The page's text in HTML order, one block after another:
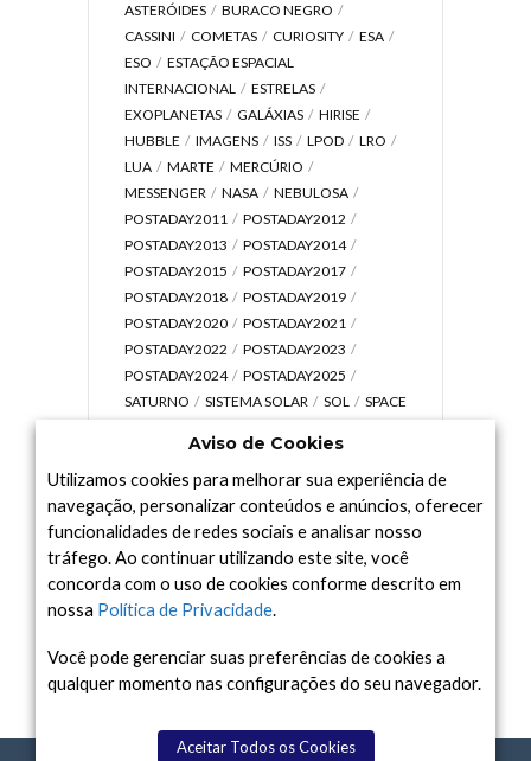
ASTERÓIDES
BURACO NEGRO
CASSINI
COMETAS CURIOSITY
ESA
ESO
ESTAÇÃO ESPACIAL
INTERNACIONAL
ESTRELAS
EXOPLANETAS
GALÁXIAS
HIRISE
HUBBLE
IMAGENS ISS LPOD
LRO
LUA
MARTE
MERCÚRIO
MESSENGER
NASA
NEBULOSA
POSTADAY2011
POSTADAY2012
POSTADAY2013
POSTADAY2014
POSTADAY2015
POSTADAY2017
POSTADAY2018
POSTADAY2019
POSTADAY2020
POSTADAY2021
POSTADAY2022
POSTADAY2023
POSTADAY2024
POSTADAY2025
SATURNO
SISTEMA SOLAR SOL
SPACE
UNIVERSO
VÍDEO
Arquivo
Arquivo
Aviso de Cookies
Utilizamos cookies para melhorar sua experiência de
navegação, personalizar conteúdos e anúncios, oferecer
funcionalidades de redes sociais e analisar nosso
tráfego. Ao continuar utilizando este site, você
concorda com o uso de cookies conforme descrito em
nossa Política de Privacidade.
Você pode gerenciar suas preferências de cookies a
qualquer momento nas configurações do seu navegador.
Aceitar Todos os Cookies